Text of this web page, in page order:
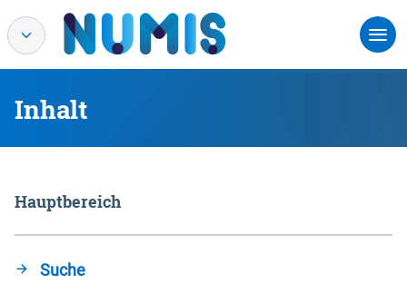
Inhalt
Hauptbereich
Suche